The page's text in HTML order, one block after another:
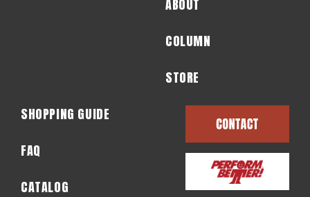
ABOUT
COLUMN
STORE
SHOPPING GUIDE
FAQ
CATALOG